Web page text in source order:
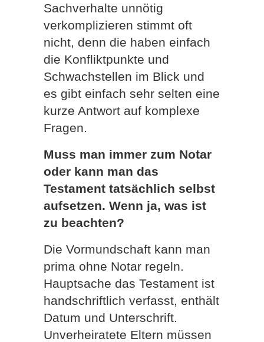
Sachverhalte unnötig
verkomplizieren stimmt oft
nicht, denn die haben einfach
die Konfliktpunkte und
Schwachstellen im Blick und
es gibt einfach sehr selten eine
kurze Antwort auf komplexe
Fragen.
Muss man immer zum Notar
oder kann man das
Testament tatsächlich selbst
aufsetzen. Wenn ja, was ist
zu beachten?
Die Vormundschaft kann man
prima ohne Notar regeln.
Hauptsache das Testament ist
handschriftlich verfasst, enthält
Datum und Unterschrift.
Unverheiratete Eltern müssen